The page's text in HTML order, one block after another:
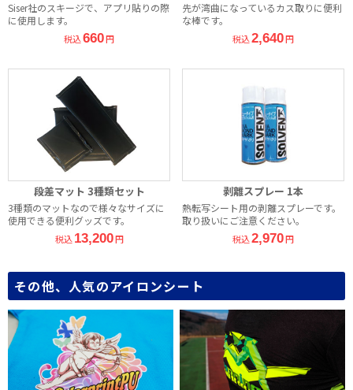
Siser社のスキージで、アプリ貼りの際
に使用します。
税込660円
先が湾曲になっているカス取りに便利
な棒です。
税込2,640円
段差マット 3種類セット
3種類のマットなので様々なサイズに
使用できる便利グッズです。
税込 13,200円
剥離スプレー 1本
熱転写シート用の剥離スプレーです。
取り扱いにご注意ください。
税込2,970円
その他、人気のアイロンシート